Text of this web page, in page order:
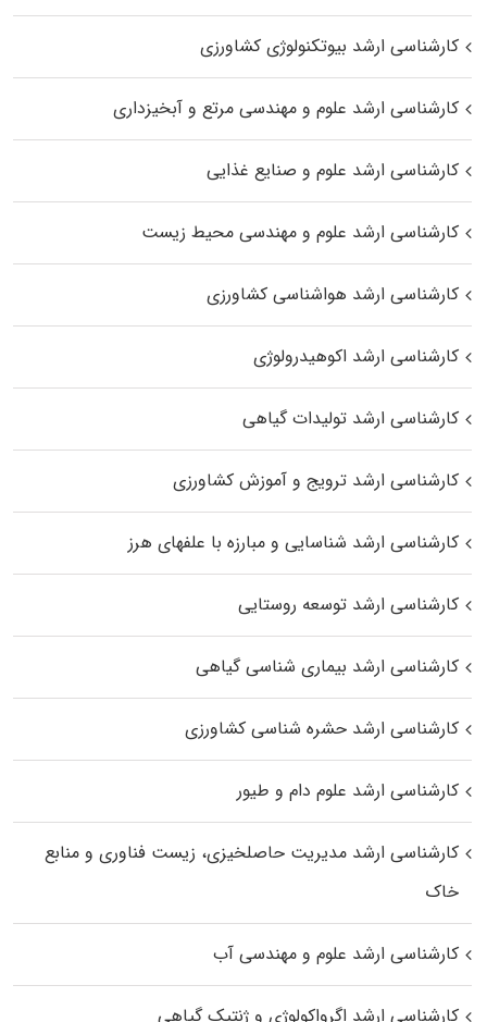
کارشناسی ارشد بیوتکنولوژی کشاورزی
کارشناسی ارشد علوم و مهندسی مرتع و آبخیزداری
کارشناسی ارشد علوم و صنایع غذایی
کارشناسی ارشد علوم و مهندسی محیط زیست
کارشناسی ارشد هواشناسی کشاورزی
کارشناسی ارشد اکوهیدرولوژی
کارشناسی ارشد تولیدات گیاهی
کارشناسی ارشد ترویج و آموزش کشاورزی
کارشناسی ارشد شناسایی و مبارزه با علفهای هرز
کارشناسی ارشد توسعه روستایی
کارشناسی ارشد بیماری‌ شناسی گیاهی
کارشناسی ارشد حشره‌ شناسی کشاورزی
کارشناسی ارشد علوم دام و طیور
کارشناسی ارشد مدیریت حاصلخیزی، زیست فناوری و منابع
خاک
کارشناسی ارشد علوم و مهندسی آب
کارشناسی ارشد اگرواکولوژی و ژنتیک گیاهی